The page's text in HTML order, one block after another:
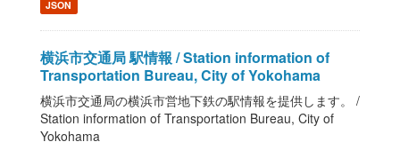
JSON
横浜市交通局 駅情報 / Station information of
Transportation Bureau, City of Yokohama
横浜市交通局の横浜市営地下鉄の駅情報を提供します。 /
Station information of Transportation Bureau, City of
Yokohama